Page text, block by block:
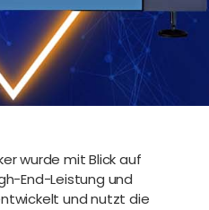
wurde mit Blick auf
End-Leistung und
und nutzt die